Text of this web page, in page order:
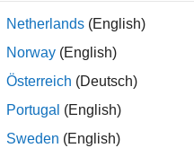
Netherlands (English)
Norway (English)
Österreich (Deutsch)
Portugal (English)
Sweden (English)